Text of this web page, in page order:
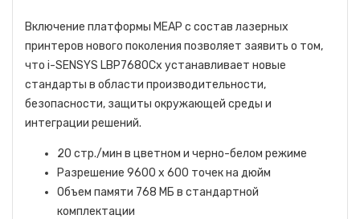
Включение платформы MEAP с состав лазерных
принтеров нового поколения позволяет заявить о том,
что i-SENSYS LBP7680Cx устанавливает новые
стандарты в области производительности,
безопасности, защиты окружающей среды и
интеграции решений.
20 стр./мин в цветном и черно-белом режиме
Разрешение 9600 x 600 точек на дюйм
Объем памяти 768 МБ в стандартной
комплектации